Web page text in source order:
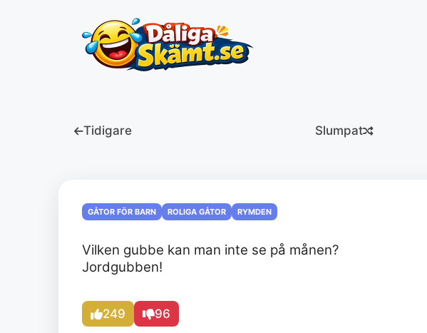
Tidigare Slumpat
GÅTOR FÖR BARN ROLIGA GÅTOR RYMDEN
Vilken gubbe kan man inte se på månen?
Jordgubben!
249 96